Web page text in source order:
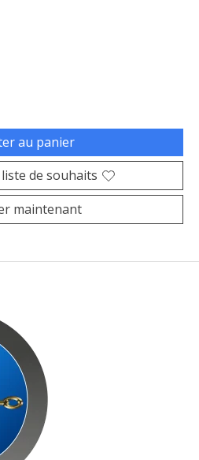
au panier
de souhaits
maintenant